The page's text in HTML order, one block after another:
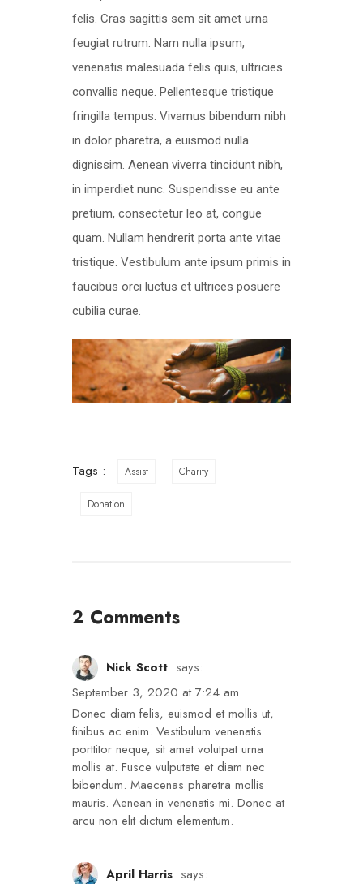
felis. Cras sagittis sem sit amet urna
feugiat rutrum. Nam nulla ipsum,
venenatis malesuada felis quis, ultricies
convallis neque. Pellentesque tristique
fringilla tempus. Vivamus bibendum nibh
in dolor pharetra, a euismod nulla
dignissim. Aenean viverra tincidunt nibh,
in imperdiet nunc. Suspendisse eu ante
pretium, consectetur leo at, congue
quam. Nullam hendrerit porta ante vitae
tristique. Vestibulum ante ipsum primis in
faucibus orci luctus et ultrices posuere
cubilia curae.
Tags : Assist Charity
Donation
2 Comments
Nick Scott says:
September 3, 2020 at 7:24 am
Donec diam felis, euismod et mollis ut,
finibus ac enim. Vestibulum venenatis
porttitor neque, sit amet volutpat urna
mollis at. Fusce vulputate et diam nec
bibendum. Maecenas pharetra mollis
mauris. Aenean in venenatis mi. Donec at
arcu non elit dictum elementum.
April Harris says: